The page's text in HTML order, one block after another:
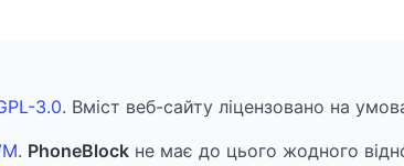
3.0. Вміст веб-сайту ліцензовано на
. PhoneBlock не має до цього жодного